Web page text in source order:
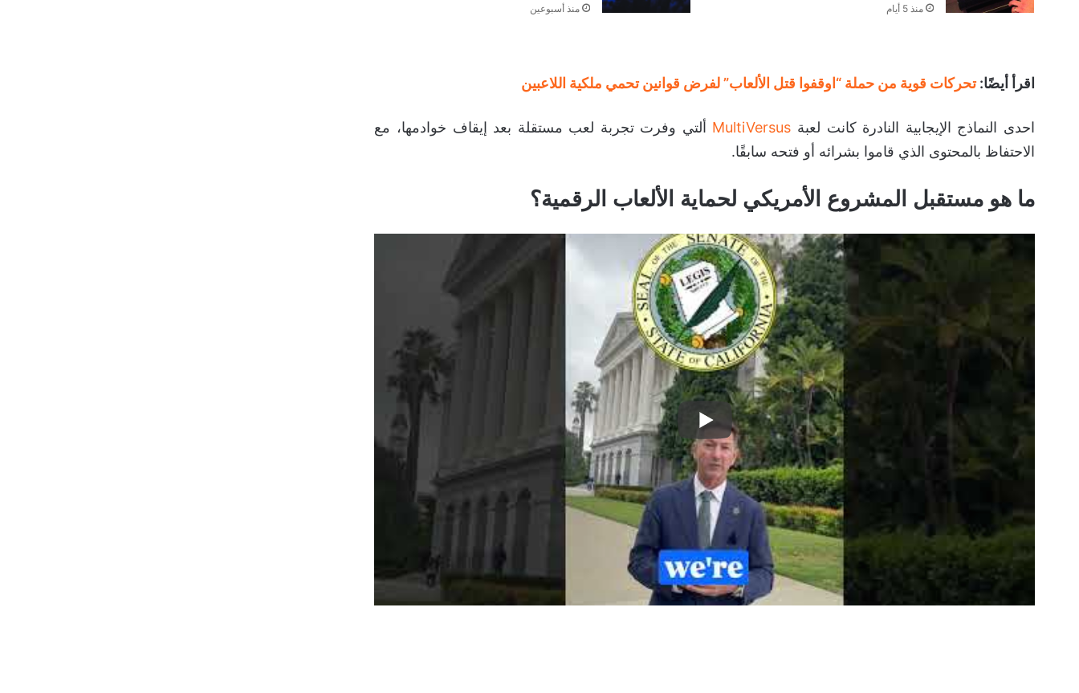
منذ 5 أيام منذ أسبوعين
اقرأ أيضًا:تحركات قوية من حملة “اوقفوا قتل الألعاب” لفرض قوانين تحمي ملكية اللاعبين
احدى النماذج الإيجابية النادرة كانت لعبة MultiVersus ألتي وفرت تجربة لعب مستقلة بعد إيقاف خوادمها، مع
الاحتفاظ بالمحتوى الذي قاموا بشرائه أو فتحه سابقًا.
ما هو مستقبل المشروع الأمريكي لحماية الألعاب الرقمية؟